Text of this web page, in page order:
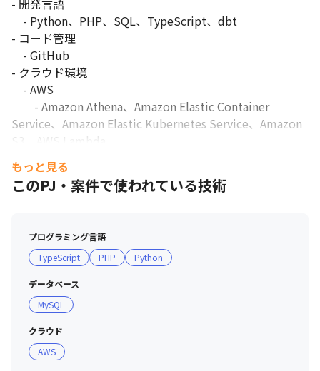
- 開発言語
- コード管理
- クラウド環境
Service、Amazon Elastic Kubernetes Service、Amazon
S3、AWS Lambda
    - Google Cloud
        - BigQuery、Google Cloud Storage、Vertex AI
- プロビジョニング
- オーケストレーションツール
- データリネージ
- BI
    - Tableau
もっと見る
このPJ・案件で使われている技術
プログラミング言語
TypeScript
PHP Python
データベース
MySQL
クラウド
AWS